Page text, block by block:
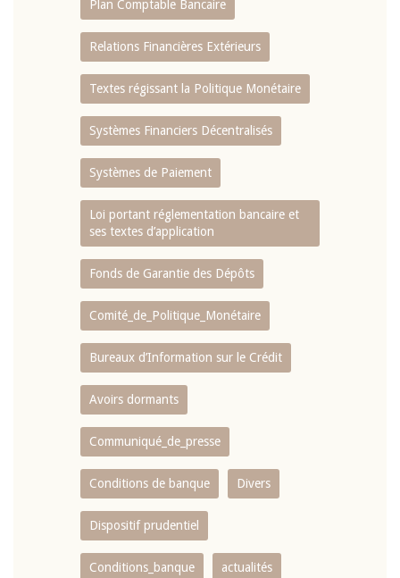
Plan Comptable Bancaire
Relations Financières Extérieurs
Textes régissant la Politique Monétaire
Systèmes Financiers Décentralisés
Systèmes de Paiement
Loi portant réglementation bancaire et
ses textes d’application
Fonds de Garantie des Dépôts
Comité_de_Politique_Monétaire
Bureaux d’Information sur le Crédit
Avoirs dormants
Communiqué_de_presse
Conditions de banque Divers
Dispositif prudentiel
Conditions_banque actualités